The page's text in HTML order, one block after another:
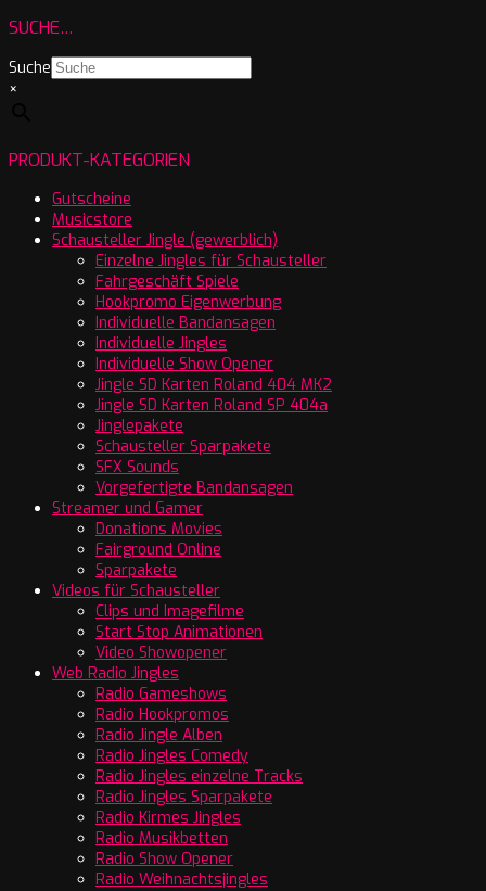
SUCHE…
Suche
×
PRODUKT-KATEGORIEN
Gutscheine
Musicstore
Schausteller Jingle (gewerblich)
Einzelne Jingles für Schausteller
Fahrgeschäft Spiele
Hookpromo Eigenwerbung
Individuelle Bandansagen
Individuelle Jingles
Individuelle Show Opener
Jingle SD Karten Roland 404 MK2
Jingle SD Karten Roland SP 404a
Jinglepakete
Schausteller Sparpakete
SFX Sounds
Vorgefertigte Bandansagen
Streamer und Gamer
Donations Movies
Fairground Online
Sparpakete
Videos für Schausteller
Clips und Imagefilme
Start Stop Animationen
Video Showopener
Web Radio Jingles
Radio Gameshows
Radio Hookpromos
Radio Jingle Alben
Radio Jingles Comedy
Radio Jingles einzelne Tracks
Radio Jingles Sparpakete
Radio Kirmes Jingles
Radio Musikbetten
Radio Show Opener
Radio Weihnachtsjingles